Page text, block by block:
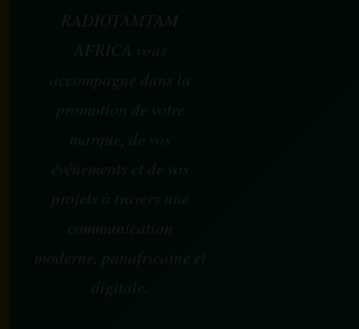
RADIOTAMTAM
AFRICA vous
accompagne dans la
promotion de votre
marque, de vos
événements et de vos
projets à travers une
communication
moderne, panafricaine et
digitale.